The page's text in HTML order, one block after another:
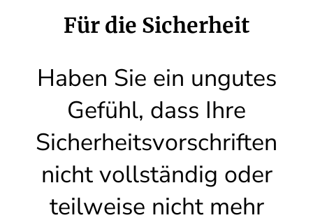
Für die Sicherheit
Haben Sie ein ungutes
Gefühl, dass Ihre
Sicherheitsvorschriften
nicht vollständig oder
teilweise nicht mehr